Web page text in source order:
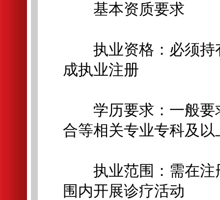
基本资质要求
执业资格：必须持
成执业注册
学历要求：一般要
合等相关专业专科及以
执业范围：需在注
围内开展诊疗活动